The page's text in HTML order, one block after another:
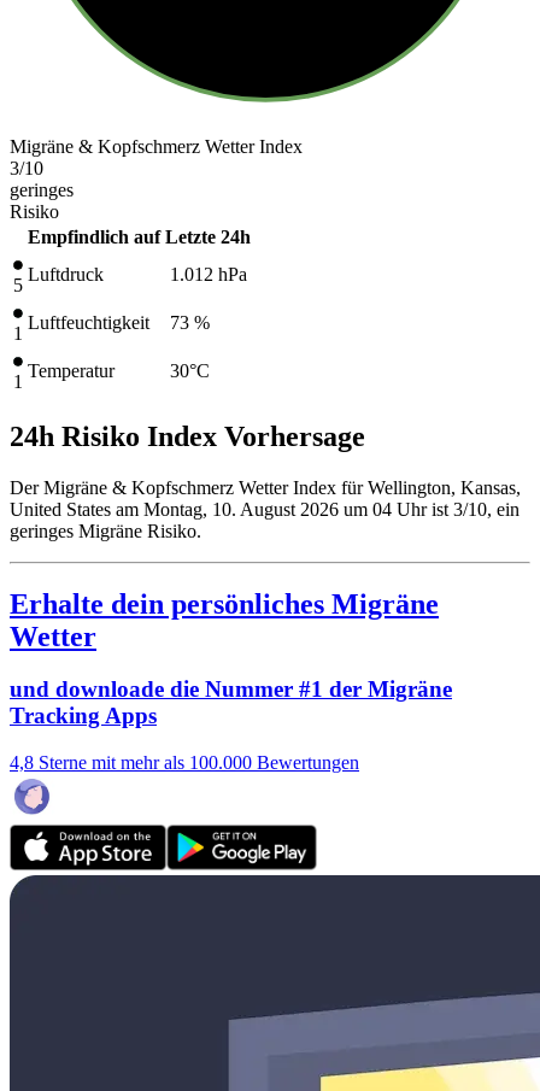
Migräne & Kopfschmerz Wetter Index
3/10
geringes
Risiko
Empfindlich auf Letzte 24h
5
Luftdruck 1.012 hPa
1
Luftfeuchtigkeit 73 %
1
Temperatur 30°C
24h Risiko Index Vorhersage
Der Migräne & Kopfschmerz Wetter Index für Wellington, Kansas,
United States am Montag, 10. August 2026 um 04 Uhr ist 3/10, ein
geringes Migräne Risiko.
Erhalte dein persönliches Migräne
Wetter
und downloade die Nummer #1 der Migräne
Tracking Apps
4,8 Sterne mit mehr als 100.000 Bewertungen